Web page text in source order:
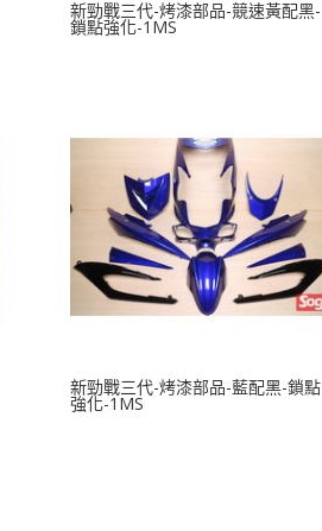
新勁戰三代-烤漆部品-競速黃配黑-
鎖點強化-1MS
新勁戰三代-烤漆部品-藍配黑-鎖點
強化-1MS